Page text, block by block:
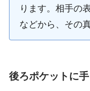
ります。相手の
などから、その
後ろポケットに